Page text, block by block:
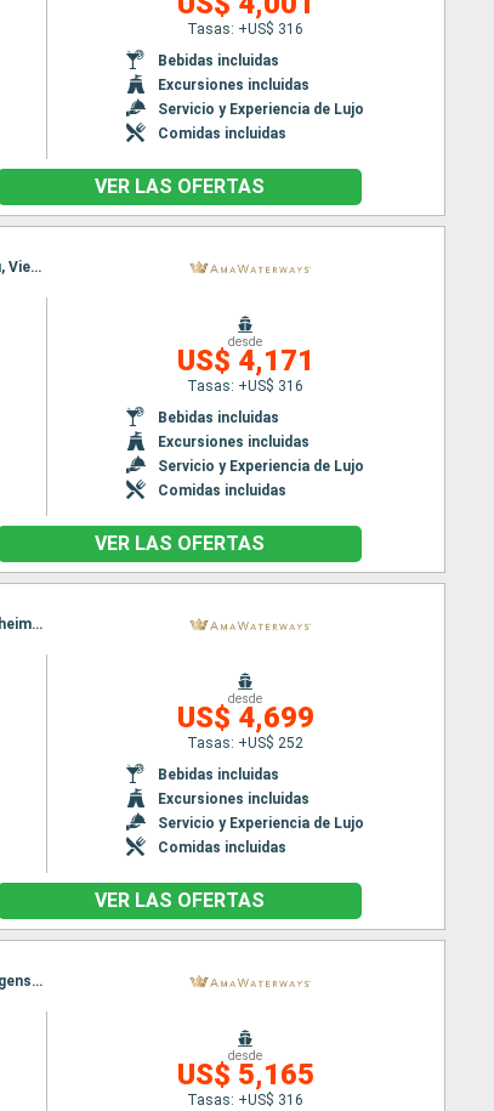
Tasas: +US$ 316
Bebidas incluidas
Excursiones incluidas
Servicio y Experiencia de Lujo
Comidas incluidas
VER LAS OFERTAS
Itinerario : Budapest, Nuremberg, Budapest, Nuremberg, Viena, Regensburg, Melk, Passau, Melk, Passau, Viena, Regensburg, Nuremberg, Budapest, Nuremberg, Budapest
desde
US$ 4,171
Tasas: +US$ 316
Bebidas incluidas
Excursiones incluidas
Servicio y Experiencia de Lujo
Comidas incluidas
VER LAS OFERTAS
Itinerario : Luxembourg City, Nuremberg, Bamberg, Bernkastel-Kues, Cochem, Würzburg, Koblenz, Wertheim, Rhine Gorge, Rudesheim, Wertheim, Rhine Gorge, Lahnstein, Würzburg, Cochem, Wasserbillig, Eltmann, Nuremberg, Luxembourg City
desde
US$ 4,699
Tasas: +US$ 252
Bebidas incluidas
Excursiones incluidas
Servicio y Experiencia de Lujo
Comidas incluidas
VER LAS OFERTAS
Itinerario : Nuremberg, Budapest, Nuremberg, Viena, Regensburg, Melk, Passau, Melk, Passau, Viena, Regensburg, Budapest, Nuremberg, Budapest, Nuremberg
desde
US$ 5,165
Tasas: +US$ 316